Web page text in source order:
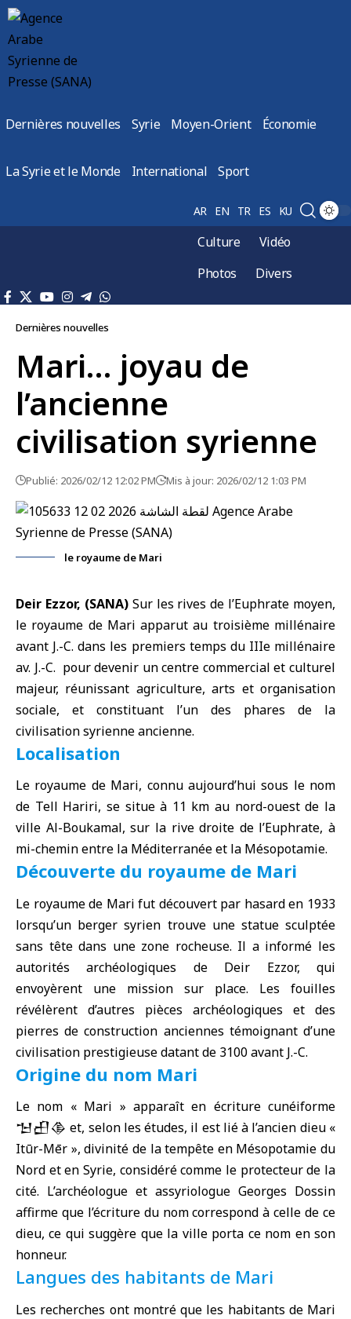
Dernières nouvelles Syrie Moyen-Orient Économie
La Syrie et le Monde International Sport
AR EN TR ES KU
Culture
Vidéo
Photos
Divers
Dernières nouvelles
Mari… joyau de
l’ancienne
civilisation syrienne
Publié: 2026/02/12 12:02 PM Mis à jour: 2026/02/12 1:03 PM
le royaume de Mari
Deir Ezzor, (SANA)Sur les rives de l’Euphrate moyen,
le royaume de Mari apparut au troisième millénaire
avant J.-C. dans les premiers temps du IIIe millénaire
av. J.-C. pour devenir un centre commercial et culturel
majeur, réunissant agriculture, arts et organisation
sociale, et constituant l’un des phares de la
civilisation syrienne ancienne.
Localisation
Le royaume de Mari, connu aujourd’hui sous le nom
de Tell Hariri, se situe à 11 km au nord-ouest de la
ville Al-Boukamal, sur la rive droite de l’Euphrate, à
mi-chemin entre la Méditerranée et la Mésopotamie.
Découverte du royaume de Mari
Le royaume de Mari fut découvert par hasard en 1933
lorsqu’un berger syrien trouve une statue sculptée
sans tête dans une zone rocheuse. Il a informé les
autorités archéologiques de Deir Ezzor, qui
envoyèrent une mission sur place. Les fouilles
révélèrent d’autres pièces archéologiques et des
pierres de construction anciennes témoignant d’une
civilisation prestigieuse datant de 3100 avant J.-C.
Origine du nom Mari
Le nom « Mari » apparaît en écriture cunéiforme
𒈠𒌷𒆠 et, selon les études, il est lié à l’ancien dieu «
Itūr-Mēr », divinité de la tempête en Mésopotamie du
Nord et en Syrie, considéré comme le protecteur de la
cité. L’archéologue et assyriologue Georges Dossin
affirme que l’écriture du nom correspond à celle de ce
dieu, ce qui suggère que la ville porta ce nom en son
honneur.
Langues des habitants de Mari
Les recherches ont montré que les habitants de Mari